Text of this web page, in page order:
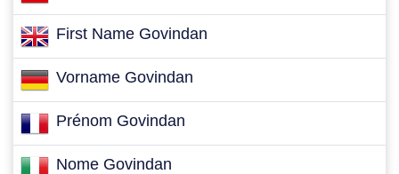
First Name Govindan
Vorname Govindan
Prénom Govindan
Nome Govindan